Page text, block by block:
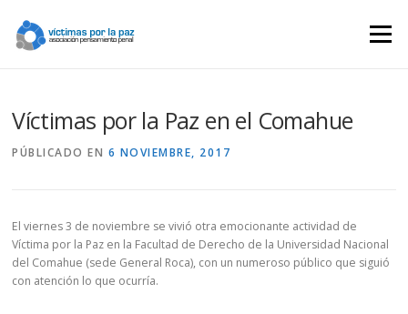
contenido
Menú
Víctimas por la Paz en el Comahue
PÚBLICADO EN 6 NOVIEMBRE, 2017
El viernes 3 de noviembre se vivió otra emocionante actividad de
Víctima por la Paz en la Facultad de Derecho de la Universidad Nacional
del Comahue (sede General Roca), con un numeroso público que siguió
con atención lo que ocurría.